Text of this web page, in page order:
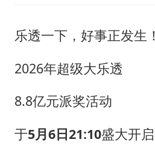
乐透一下，好事正发生！
2026年超级大乐透
8.8亿元派奖活动
于5月6日21:10盛大开启